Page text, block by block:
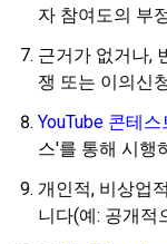
자 참여도의 부
근거가 없거나,
쟁 또는 이의신
YouTube 콘테
스'를 통해 시행
개인적, 비상업
니다(예: 공개적